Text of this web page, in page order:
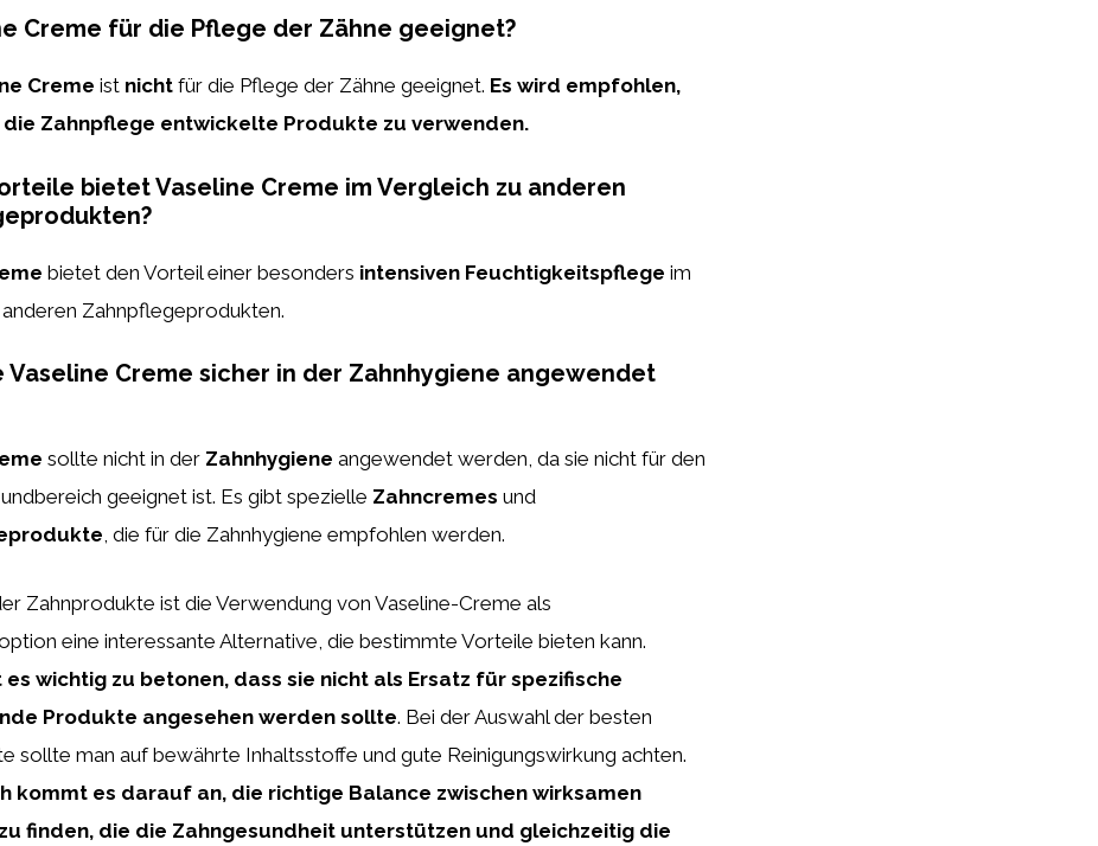
Creme für die Pflege der Zähne geeignet?
Creme ist nicht für die Pflege der Zähne geeignet. Es wird empfohlen,
Zahnpflege entwickelte Produkte zu verwenden.
bietet Vaseline Creme im Vergleich zu anderen
bietet den Vorteil einer besonders intensiven Feuchtigkeitspflege im
Zahnpflegeprodukten.
Vaseline Creme sicher in der Zahnhygiene angewendet
sollte nicht in der Zahnhygiene angewendet werden, da sie nicht für den
geeignet ist. Es gibt spezielle Zahncremes und
, die für die Zahnhygiene empfohlen werden.
Zahnprodukte ist die Verwendung von Vaseline-Creme als
eine interessante Alternative, die bestimmte Vorteile bieten kann.
es wichtig zu betonen, dass sie nicht als Ersatz für spezifische
Produkte angesehen werden sollte. Bei der Auswahl der besten
sollte man auf bewährte Inhaltsstoffe und gute Reinigungswirkung achten.
kommt es darauf an, die richtige Balance zwischen wirksamen
finden, die die Zahngesundheit unterstützen und gleichzeitig die